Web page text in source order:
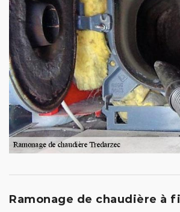
Ramonage de chaudière à